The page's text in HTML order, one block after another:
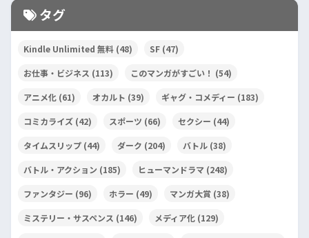
タグ
Kindle Unlimited 無料 (48) SF (47)
お仕事・ビジネス (113) このマンガがすごい！ (54)
アニメ化 (61) オカルト (39) ギャグ・コメディー (183)
コミカライズ (42) スポーツ (66) セクシー (44)
タイムスリップ (44) ダーク (204) バトル (38)
バトル・アクション (185) ヒューマンドラマ (248)
ファンタジー (96) ホラー (49) マンガ大賞 (38)
ミステリー・サスペンス (146) メディア化 (129)